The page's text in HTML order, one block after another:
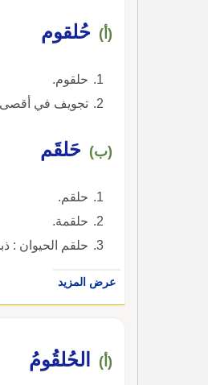
(أ) حُلقوم
حلقوم.
تجويف في أقصى
(ب) حَلقَم
حلقم.
حلقمة.
حلقم الحيوان :
عرض المزيد
(أ) الحُلقُومُ